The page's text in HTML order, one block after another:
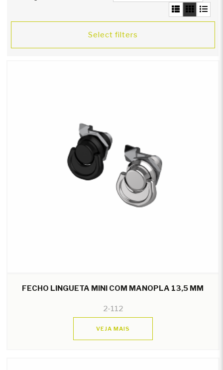
Select filters
FECHO LINGUETA MINI COM MANOPLA 13,5 MM
2-112
VEJA MAIS